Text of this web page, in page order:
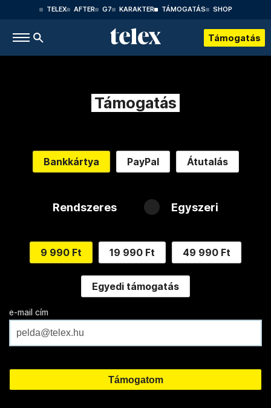
TELEX AFTER G7 KARAKTER TÁMOGATÁS SHOP
Támogatás
Támogatás
Bankkártya PayPal Átutalás
Rendszeres Egyszeri
9 990 Ft 19 990 Ft 49 990 Ft
Egyedi támogatás
e-mail cím